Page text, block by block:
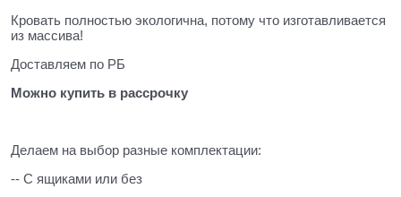
Кровать полностью экологична, потому что изготавливается
из массива!
Доставляем по РБ
Можно купить в рассрочку
Делаем на выбор разные комплектации:
-- С ящиками или без